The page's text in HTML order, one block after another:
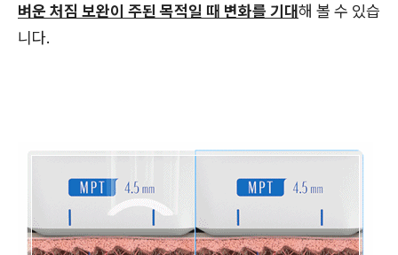
벼운 처짐 보완이 주된 목적일 때 변화를 기대해 볼 수 있습
니다.